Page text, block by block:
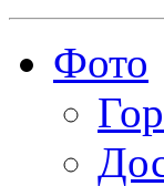
Фото